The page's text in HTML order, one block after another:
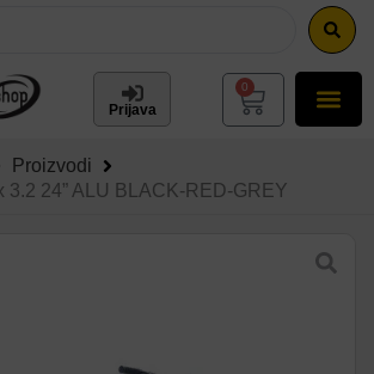
Prijava
0
Proizvodi
24” ALU BLACK-RED-GREY